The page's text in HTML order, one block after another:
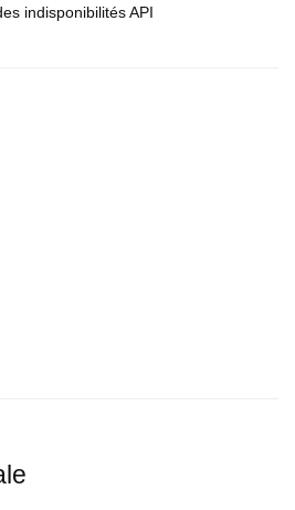
indisponibilités API